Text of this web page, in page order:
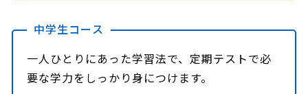
中学生コース
一人ひとりにあった学習法で、定期テストで必
要な学力をしっかり身につけます。